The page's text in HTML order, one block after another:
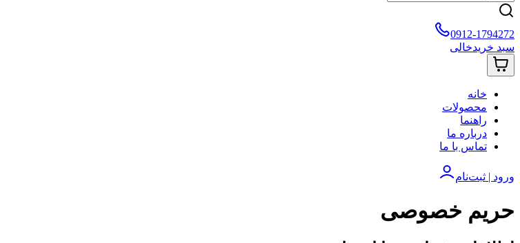
0912-1794272
سبد خریدخالی
خانه
محصولات
راهنما
درباره ما
تماس با ما
ورود | ثبت‌نام
حریم خصوصی